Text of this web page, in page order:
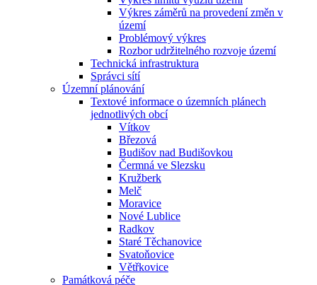
Výkres záměrů na provedení změn v
území
Problémový výkres
Rozbor udržitelného rozvoje území
Technická infrastruktura
Správci sítí
Územní plánování
Textové informace o územních plánech
jednotlivých obcí
Vítkov
Březová
Budišov nad Budišovkou
Čermná ve Slezsku
Kružberk
Melč
Moravice
Nové Lublice
Radkov
Staré Těchanovice
Svatoňovice
Větřkovice
Památková péče